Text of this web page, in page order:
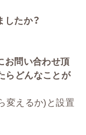
たか？
お問い合わせ頂
らどんなことが
変えるか)と設置